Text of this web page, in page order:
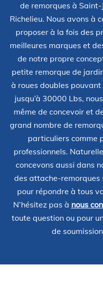
de remorques à Saint-
Richelieu. Nous avons à
proposer à la fois des
meilleures marques et
de notre propre
petite remorque de
à roues doubles
jusqu’à 30000 Lbs,
même de concevoir et
grand nombre de
particuliers comme
professionnels.
concevons aussi dans
des attache-remorques
pour répondre à tous
N’hésitez pas à nous
toute question ou pour
de